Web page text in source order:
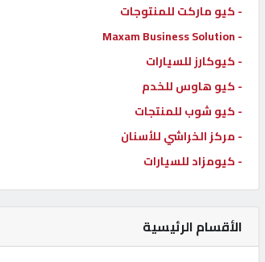
كيو
مزاد
كيو
نمبر
كيو
كارز
كيو
- كيو ماركت للمنتوجات
- Maxam Business Solution
- كيوكارز للسيارات
- كيو هاوس للخدم
- كيو شوب للمنتجات
- مركز الخراشي للأسنان
- كيومزاد للسيارات
الأقسام الرئيسية